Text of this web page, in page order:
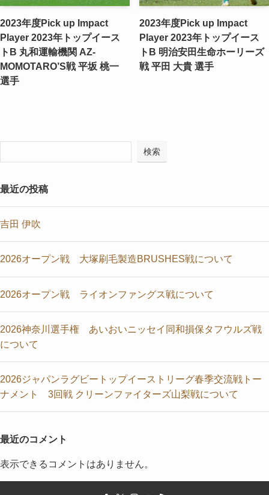
2023年度Pick up Impact
Player 2023年トップイース
トB 丸和運輸機関 AZ-
MOMOTARO’S戦 ​平坂 桃一
選手
2023年度Pick up Impact
Player 2023年トップイース
トB 明治安田生命ホーリーズ
戦 ​平田 大貴 選手
検索
最近の投稿
吉田 伊吹
2026オープン戦 大塚刷毛製造BRUSHES戦について
2026オープン戦 ライオンファングス戦について
2026神奈川選手権 あいおいニッセイ同和損保タフウルズ戦
について
2026ジャパンラグビートップイーストリーグ春季交流戦トー
ナメント 3回戦 クリーンファイターズ山梨戦について
最近のコメント
表示できるコメントはありません。